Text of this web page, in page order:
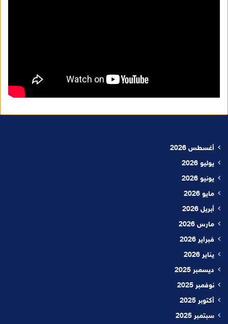
أغسطس 2026
يوليو 2026
يونيو 2026
مايو 2026
أبريل 2026
مارس 2026
فبراير 2026
يناير 2026
ديسمبر 2025
نوفمبر 2025
أكتوبر 2025
سبتمبر 2025